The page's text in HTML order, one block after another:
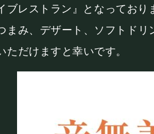
レストラン』となっており
まみ、デザート、ソフトドリ
だけますと幸いです。